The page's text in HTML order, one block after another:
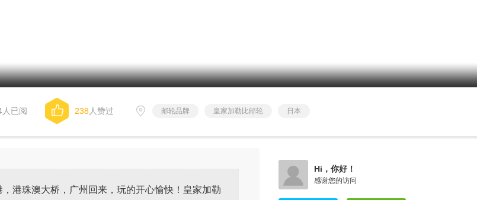
人已阅 238人赞过 邮轮品牌 皇家加勒比邮轮 日本
港珠澳大桥，广州回来，玩的开心愉快！皇家加勒
Hi，你好！
感谢您的访问